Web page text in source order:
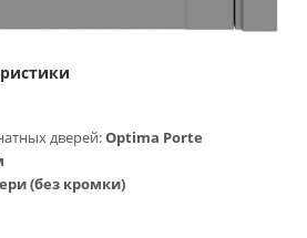
дверей:Optima Porte
(без кромки)